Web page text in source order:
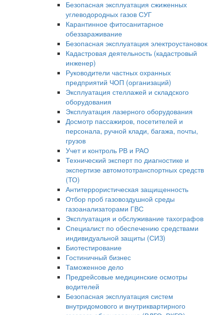
Безопасная эксплуатация сжиженных
углеводородных газов СУГ
Карантинное фитосанитарное
обеззараживание
Безопасная эксплуатация электроустановок
Кадастровая деятельность (кадастровый
инженер)
Руководители частных охранных
предприятий ЧОП (организаций)
Эксплуатация стеллажей и складского
оборудования
Эксплуатация лазерного оборудования
Досмотр пассажиров, посетителей и
персонала, ручной клади, багажа, почты,
грузов
Учет и контроль РВ и РАО
Технический эксперт по диагностике и
экспертизе автомототранспортных средств
(ТО)
Антитеррористическая защищенность
Отбор проб газовоздушной среды
газоанализаторами ГВС
Эксплуатация и обслуживание тахографов
Специалист по обеспечению средствами
индивидуальной защиты (СИЗ)
Биотестирование
Гостиничный бизнес
Таможенное дело
Предрейсовые медицинские осмотры
водителей
Безопасная эксплуатация систем
внутридомового и внутриквартирного